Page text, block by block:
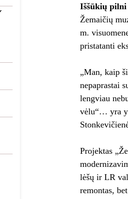
Iššūkių pilni
Žemaičių
m.
pristatanti
„Man, kaip
nepaprastai
lengviau
vėlu“… yra
Projektas
lėšų ir LR
remontas,